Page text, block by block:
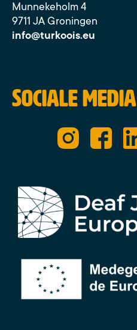
Munnekeholm 4
9711 JA Groningen
info@turkoois.eu
Sociale media